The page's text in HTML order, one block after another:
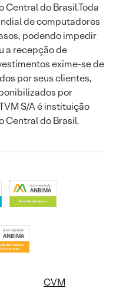
Central do Brasil.Toda
de computadores
podendo impedir
a recepção de
exime-se de
por seus clientes,
por
S/A é instituição
Central do Brasil.
CVM